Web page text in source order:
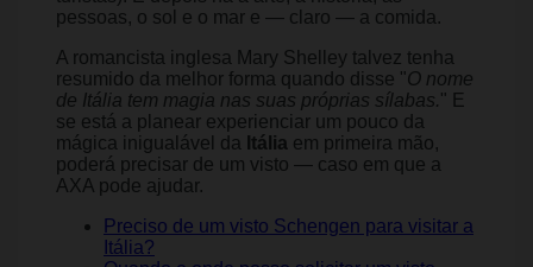
pessoas, o sol e o mar e — claro — a comida.
A romancista inglesa Mary Shelley talvez tenha
resumido da melhor forma quando disse "O nome
de Itália tem magia nas suas próprias sílabas." E
se está a planear experienciar um pouco da
mágica inigualável da Itália em primeira mão,
poderá precisar de um visto — caso em que a
AXA pode ajudar.
Preciso de um visto Schengen para visitar a
Itália?